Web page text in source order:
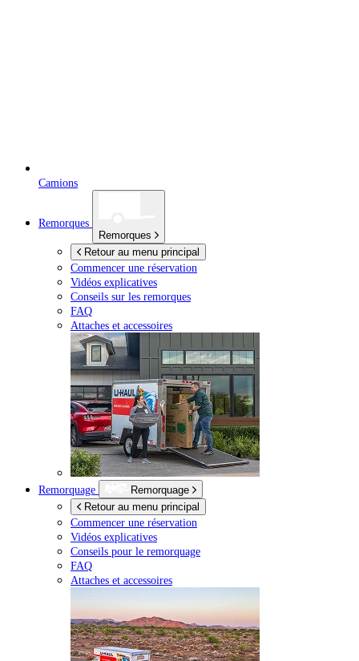
Camions
Remorques
Remorques
Retour au menu principal
Commencer une réservation
Vidéos explicatives
Conseils sur les remorques
FAQ
Attaches et accessoires
Remorquage
Remorquage
Retour au menu principal
Commencer une réservation
Vidéos explicatives
Conseils pour le remorquage
FAQ
Attaches et accessoires